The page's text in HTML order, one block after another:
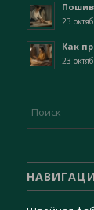
23
Как
23